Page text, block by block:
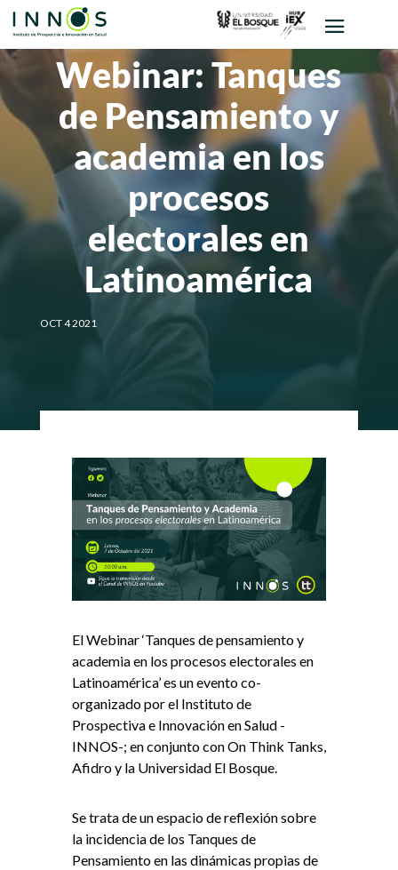
Webinar: Tanques
de Pensamiento y
academia en los
procesos
electorales en
Latinoamérica
OCT 4 2021
El Webinar ‘Tanques de pensamiento y
academia en los procesos electorales en
Latinoamérica’ es un evento co-
organizado por el Instituto de
Prospectiva e Innovación en Salud -
INNOS-; en conjunto con On Think Tanks,
Afidro y la Universidad El Bosque.
Se trata de un espacio de reflexión sobre
la incidencia de los Tanques de
Pensamiento en las dinámicas propias de